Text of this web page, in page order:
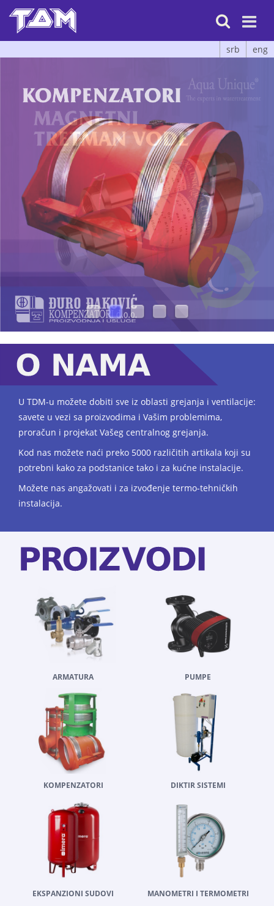

srb eng
U TDM-u možete dobiti sve iz oblasti grejanja i ventilacije:
savete u vezi sa proizvodima i Vašim problemima,
proračun i projekat Vašeg centralnog grejanja.
Kod nas možete naći preko 5000 različitih artikala koji su
potrebni kako za podstanice tako i za kućne instalacije.
Možete nas angažovati i za izvođenje termo-tehničkih
instalacija.
ARMATURA PUMPE
KOMPENZATORI DIKTIR SISTEMI
EKSPANZIONI SUDOVI MANOMETRI I TERMOMETRI